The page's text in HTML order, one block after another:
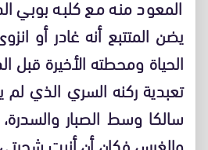
المعود منه مع كلبه بوبي
يضن المتتبع أنه غادر أو
الحياة ومحطته الأخيرة
تعبدية ركنه السري الذي
سالكا وسط الصبار والسدرة،